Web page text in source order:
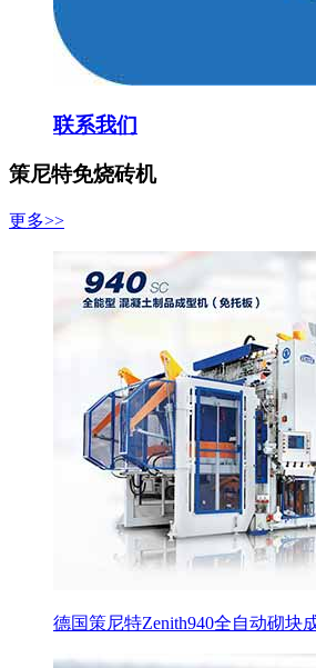
联系我们
策尼特免烧砖机
更多>>
德国策尼特Zenith940全自动砌块